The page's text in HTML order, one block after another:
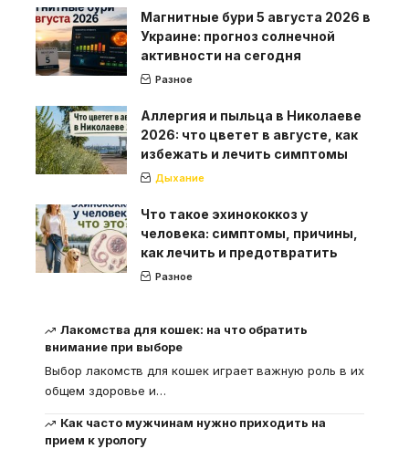
Магнитные бури 5 августа 2026 в
Украине: прогноз солнечной
активности на сегодня
Разное
Аллергия и пыльца в Николаеве
2026: что цветет в августе, как
избежать и лечить симптомы
Дыхание
Что такое эхинококкоз у
человека: симптомы, причины,
как лечить и предотвратить
Разное
Лакомства для кошек: на что обратить
внимание при выборе
Выбор лакомств для кошек играет важную роль в их
общем здоровье и…
Как часто мужчинам нужно приходить на
прием к урологу